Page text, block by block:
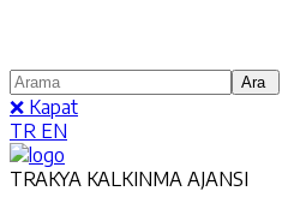
❌ Kapat
TR EN
TRAKYA KALKINMA AJANSI